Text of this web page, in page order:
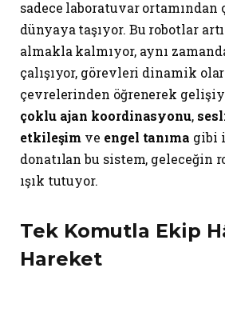
sadece laboratuvar ortamından
dünyaya taşıyor. Bu robotlar
almakla kalmıyor, aynı
çalışıyor, görevleri dinamik
çevrelerinden öğrenerek
çoklu ajan koordinasyonu,
etkileşim ve engel tanıma gibi
donatılan bu sistem, geleceğin
ışık tutuyor.
Tek Komutla Ekip
Hareket